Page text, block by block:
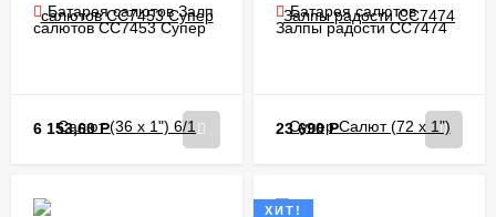
Батарея салютов Залп
салютов CC7453 Супер
6 153,60Р
Батарея салютов
Залпы радости CC7474
23 690Р
ХИТ!